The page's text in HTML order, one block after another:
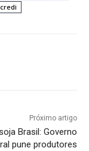
Próximo artigo
Brasil: Governo
pune produtores